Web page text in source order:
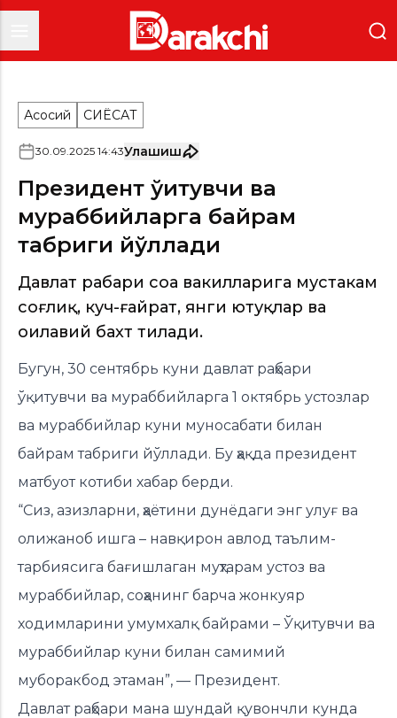
Асосий СИËСАТ
30.09.2025 14:43Улашиш
Президент ўқитувчи ва
мураббийларга байрам
табриги йўллади
Давлат раҳбари соҳа вакилларига мустаҳкам
соғлиқ, куч-ғайрат, янги ютуқлар ва
оилавий бахт тилади.
Бугун, 30 сентябрь куни давлат раҳбари
ўқитувчи ва мураббийларга 1 октябрь устозлар
ва мураббийлар куни муносабати билан
байрам табриги йўллади. Бу ҳақда президент
матбуот котиби хабар берди.
“Сиз, азизларни, ҳаётини дунёдаги энг улуғ ва
олижаноб ишга – навқирон авлод таълим-
тарбиясига бағишлаган муҳтарам устоз ва
мураббийлар, соҳанинг барча жонкуяр
ходимларини умумхалқ байрами – Ўқитувчи ва
мураббийлар куни билан самимий
муборакбод этаман”, — Президент.
Давлат раҳбари мана шундай қувончли кунда